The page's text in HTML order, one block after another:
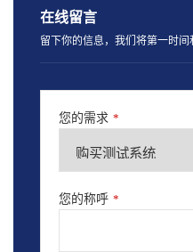
在线留言
留下你的信息，我们将第一时间
您的需求 *
您的称呼 *